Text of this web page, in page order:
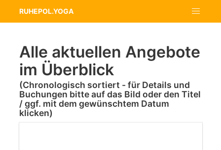
RUHEPOL.YOGA
Alle aktuellen Angebote
im Überblick
(Chronologisch sortiert - für Details und
Buchungen bitte auf das Bild oder den Titel
/ ggf. mit dem gewünschtem Datum
klicken)